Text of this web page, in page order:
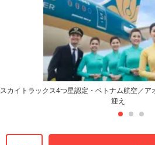
スカイトラックス4つ星認定・ベトナム航空／ア
迎え